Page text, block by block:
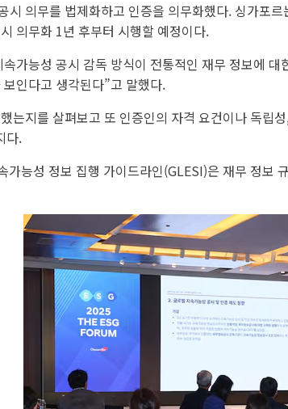
시 의무를 법제화하고 인증을 의무화했다. 싱가
의무화 1년 후부터 시행할 예정이다.
가능성 공시 감독 방식이 전통적인 재무 정보에
인다고 생각된다”고 말했다.
는지를 살펴보고 또 인증인의 자격 요건이나 독
다.
가능성 정보 집행 가이드라인(GLESI)은 재무 정